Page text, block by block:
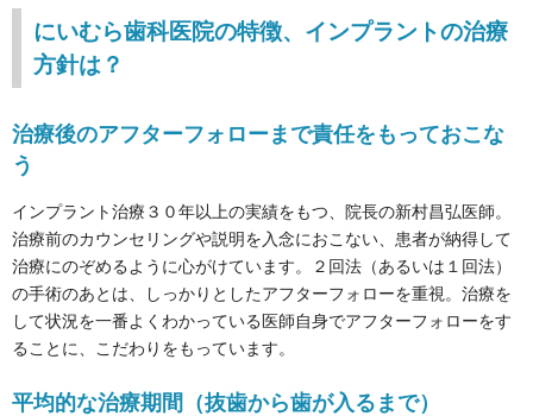
にいむら歯科医院の特徴、インプラントの治療
方針は？
治療後のアフターフォローまで責任をもっておこな
う
インプラント治療３０年以上の実績をもつ、院長の新村昌弘医師。
治療前のカウンセリングや説明を入念におこない、患者が納得して
治療にのぞめるように心がけています。２回法（あるいは１回法）
の手術のあとは、しっかりとしたアフターフォローを重視。治療を
して状況を一番よくわかっている医師自身でアフターフォローをす
ることに、こだわりをもっています。
平均的な治療期間（抜歯から歯が入るまで）